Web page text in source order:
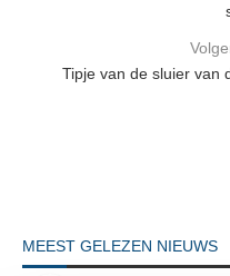
Tipje van de sluier van
MEEST GELEZEN NIEUWS